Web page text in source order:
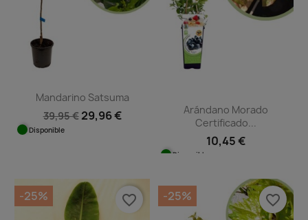
Mandarino Satsuma
39,95 € 29,96 €
Disponible
Arándano Morado
Certificado...
10,45 €
Disponible
-25% favorite_border -25% favorite_border